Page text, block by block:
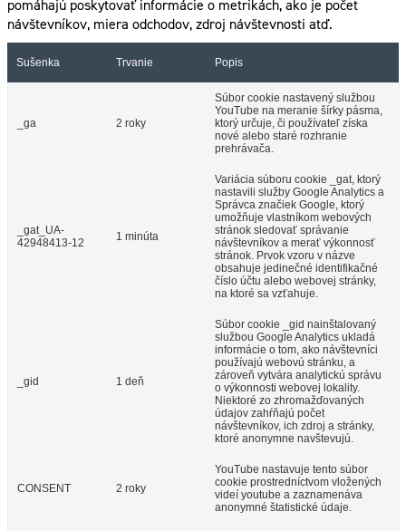
pomáhajú poskytovať informácie o metrikách, ako je počet
návštevníkov, miera odchodov, zdroj návštevnosti atď.
Sušenka Trvanie Popis
_ga 2 roky
Súbor cookie nastavený službou
YouTube na meranie šírky pásma,
ktorý určuje, či používateľ získa
nové alebo staré rozhranie
prehrávača.
_gat_UA-
42948413-12
1 minúta
Variácia súboru cookie _gat, ktorý
nastavili služby Google Analytics a
Správca značiek Google, ktorý
umožňuje vlastníkom webových
stránok sledovať správanie
návštevníkov a merať výkonnosť
stránok. Prvok vzoru v názve
obsahuje jedinečné identifikačné
číslo účtu alebo webovej stránky,
na ktoré sa vzťahuje.
_gid 1 deň
Súbor cookie _gid nainštalovaný
službou Google Analytics ukladá
informácie o tom, ako návštevníci
používajú webovú stránku, a
zároveň vytvára analytickú správu
o výkonnosti webovej lokality.
Niektoré zo zhromažďovaných
údajov zahŕňajú počet
návštevníkov, ich zdroj a stránky,
ktoré anonymne navštevujú.
CONSENT 2 roky
YouTube nastavuje tento súbor
cookie prostredníctvom vložených
videí youtube a zaznamenáva
anonymné štatistické údaje.